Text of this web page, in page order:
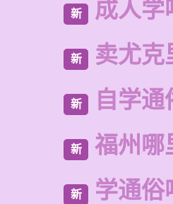
新 成人学
新 卖尤克
新 自学
新 福州哪
新 学通俗